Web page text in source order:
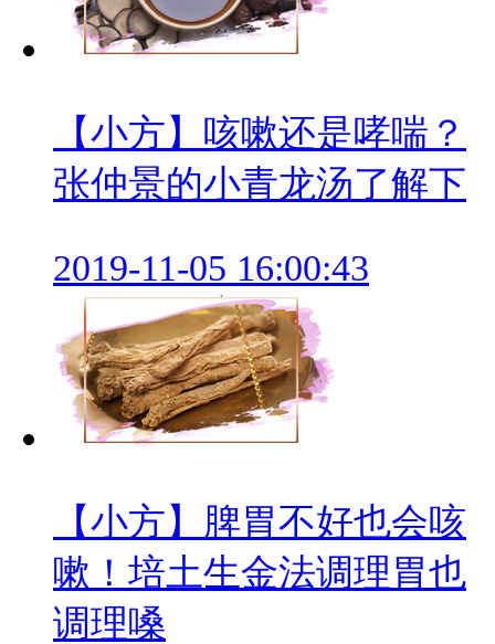
【小方】咳嗽还是哮喘？
张仲景的小青龙汤了解下
2019-11-05 16:00:43
【小方】脾胃不好也会咳
嗽！培土生金法调理胃也
调理嗓